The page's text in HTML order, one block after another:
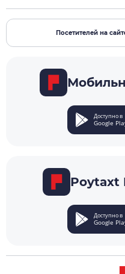
Посетителей на
Доступно в
Google
Poytaxt
Доступно в
Google